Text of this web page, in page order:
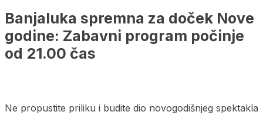
Banjaluka spremna za doček Nove
godine: Zabavni program počinje
od 21.00 čas
Ne propustite priliku i budite dio novogodišnjeg spektakla